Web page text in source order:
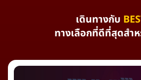
เดินทางกับ
ทางเลือกที่ดีที่สุดสำ